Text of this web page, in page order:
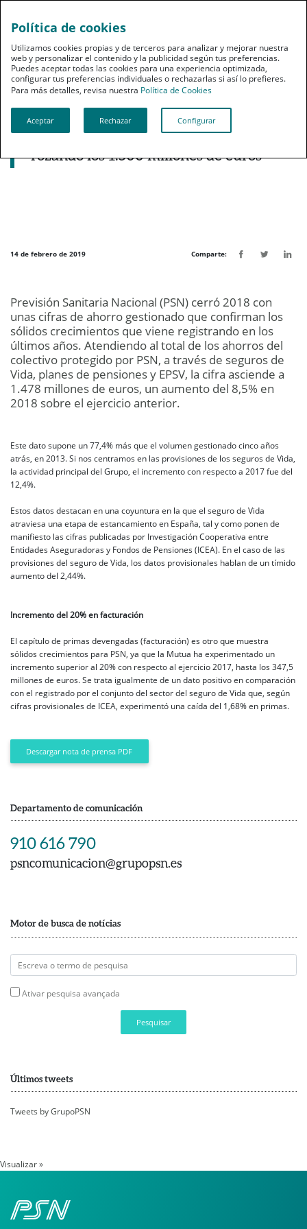
Noticias destacadas
El ahorro gestionado por PSN cerró 2018
rozando los 1.500 millones de euros
14 de febrero de 2019 Comparte:
Previsión Sanitaria Nacional (PSN) cerró 2018 con
unas cifras de ahorro gestionado que confirman los
sólidos crecimientos que viene registrando en los
últimos años. Atendiendo al total de los ahorros del
colectivo protegido por PSN, a través de seguros de
Vida, planes de pensiones y EPSV, la cifra asciende a
1.478 millones de euros, un aumento del 8,5% en
2018 sobre el ejercicio anterior.
Este dato supone un 77,4% más que el volumen gestionado cinco años
atrás, en 2013. Si nos centramos en las provisiones de los seguros de Vida,
la actividad principal del Grupo, el incremento con respecto a 2017 fue del
12,4%.
Estos datos destacan en una coyuntura en la que el seguro de Vida
atraviesa una etapa de estancamiento en España, tal y como ponen de
manifiesto las cifras publicadas por Investigación Cooperativa entre
Entidades Aseguradoras y Fondos de Pensiones (ICEA). En el caso de las
provisiones del seguro de Vida, los datos provisionales hablan de un tímido
aumento del 2,44%.
Incremento del 20% en facturación
El capítulo de primas devengadas (facturación) es otro que muestra
sólidos crecimientos para PSN, ya que la Mutua ha experimentado un
incremento superior al 20% con respecto al ejercicio 2017, hasta los 347,5
millones de euros. Se trata igualmente de un dato positivo en comparación
con el registrado por el conjunto del sector del seguro de Vida que, según
cifras provisionales de ICEA, experimentó una caída del 1,68% en primas.
Descargar nota de prensa PDF
Departamento de comunicación
910 616 790
psncomunicacion@grupopsn.es
Motor de busca de notícias
Ativar pesquisa avançada
Pesquisar
Últimos tweets
Tweets by GrupoPSN
Visualizar »
Política de cookies
Utilizamos cookies propias y de terceros para analizar y mejorar nuestra
web y personalizar el contenido y la publicidad según tus preferencias.
Puedes aceptar todas las cookies para una experiencia optimizada,
configurar tus preferencias individuales o rechazarlas si así lo prefieres.
Para más detalles, revisa nuestra Política de Cookies
Aceptar Rechazar Configurar